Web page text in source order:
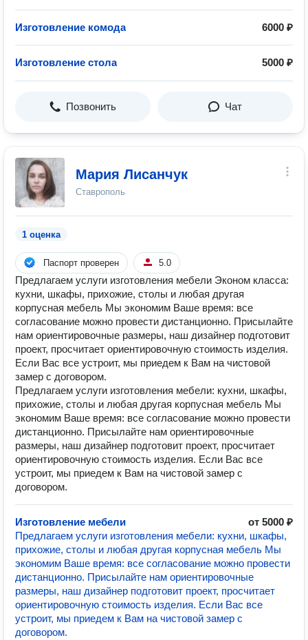
Изготовление комода 6000 ₽
Изготовление стола 5000 ₽
Позвонить Чат
Мария Лисанчук
Ставрополь
1 оценка
Паспорт проверен 5.0
Предлагаем услуги изготовления мебели Эконом класса:
кухни, шкафы, прихожие, столы и любая другая
корпусная мебель Мы экономим Ваше время: все
согласование можно провести дистанционно. Присылайте
нам ориентировочные размеры, наш дизайнер подготовит
проект, просчитает ориентировочную стоимость изделия.
Если Вас все устроит, мы приедем к Вам на чистовой
замер с договором.
Предлагаем услуги изготовления мебели: кухни, шкафы,
прихожие, столы и любая другая корпусная мебель Мы
экономим Ваше время: все согласование можно провести
дистанционно. Присылайте нам ориентировочные
размеры, наш дизайнер подготовит проект, просчитает
ориентировочную стоимость изделия. Если Вас все
устроит, мы приедем к Вам на чистовой замер с
договором.
Изготовление мебели
от 5000 ₽
Предлагаем услуги изготовления мебели: кухни, шкафы,
прихожие, столы и любая другая корпусная мебель Мы
экономим Ваше время: все согласование можно провести
дистанционно. Присылайте нам ориентировочные
размеры, наш дизайнер подготовит проект, просчитает
ориентировочную стоимость изделия. Если Вас все
устроит, мы приедем к Вам на чистовой замер с
договором.